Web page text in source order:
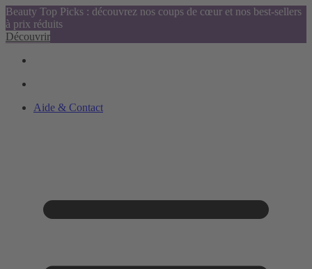
Beauty Top Picks : découvrez nos coups de cœur et nos best-sellers
à prix réduits
Découvrir
Aide & Contact